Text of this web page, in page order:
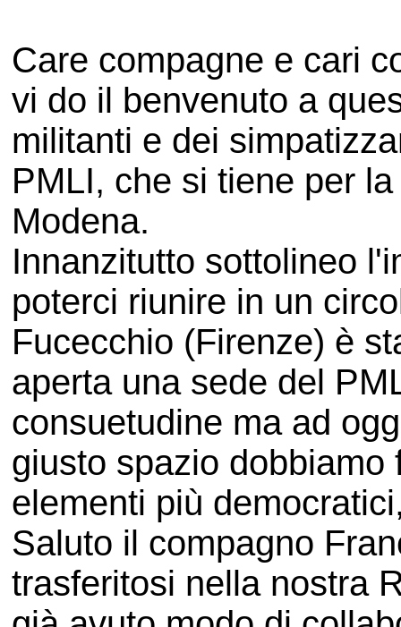
Care compagne e cari
vi do il benvenuto a
militanti e dei
PMLI, che si tiene per
Modena.
Innanzitutto sottolineo
poterci riunire in un
Fucecchio (Firenze) è
aperta una sede del
consuetudine ma ad
giusto spazio dobbiamo
elementi più
Saluto il compagno
trasferitosi nella nostra